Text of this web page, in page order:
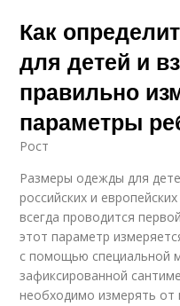
Как
для детей и
правильно
параметры
Рост
Размеры одежды для
российских и
всегда проводится
этот параметр
с помощью специальной
зафиксированной
необходимо измерять от